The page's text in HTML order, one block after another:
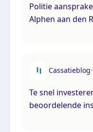
Politie
Alphen aan den
Cassatieblog•
Te snel
beoordelende